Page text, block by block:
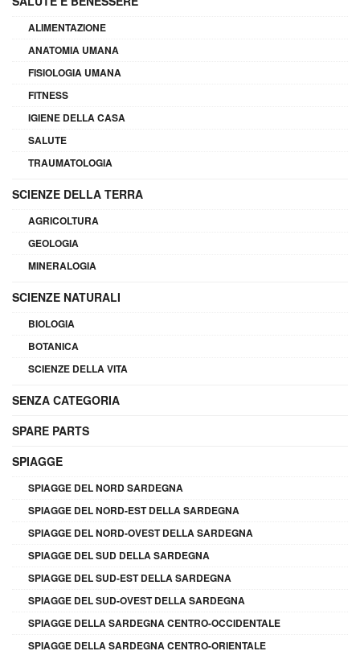
ALIMENTAZIONE
ANATOMIA UMANA
FISIOLOGIA UMANA
FITNESS
IGIENE DELLA CASA
SALUTE
TRAUMATOLOGIA
SCIENZE DELLA TERRA
AGRICOLTURA
GEOLOGIA
MINERALOGIA
SCIENZE NATURALI
BIOLOGIA
BOTANICA
SCIENZE DELLA VITA
SENZA CATEGORIA
SPARE PARTS
SPIAGGE
SPIAGGE DEL NORD SARDEGNA
SPIAGGE DEL NORD-EST DELLA SARDEGNA
SPIAGGE DEL NORD-OVEST DELLA SARDEGNA
SPIAGGE DEL SUD DELLA SARDEGNA
SPIAGGE DEL SUD-EST DELLA SARDEGNA
SPIAGGE DEL SUD-OVEST DELLA SARDEGNA
SPIAGGE DELLA SARDEGNA CENTRO-OCCIDENTALE
SPIAGGE DELLA SARDEGNA CENTRO-ORIENTALE